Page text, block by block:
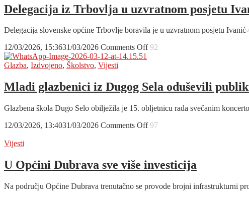
14
sati
primaljstva
na
Ivanić-
kroz
Delegacija iz Trbovlja u uzvratnom posjetu
Delegacija slovenske općine Trbovlje boravila je u uzvratnom posjetu
12/03/2026, 15:3631/03/2026 Comments Offon
u
uzvratnom
Ivanić-
92
Glazba, Izdvojeno, Školstvo, Vijesti
Mladi glazbenici iz Dugog Sela oduševili
Glazbena škola Dugo Selo obilježila je 15. obljetnicu rada svečanim
12/03/2026, 13:4031/03/2026 Comments Offon
Sela
publiku
97
Vijesti
U Općini Dubrava sve više investicija
Na području Općine Dubrava trenutačno se provode brojni infrastrukturni